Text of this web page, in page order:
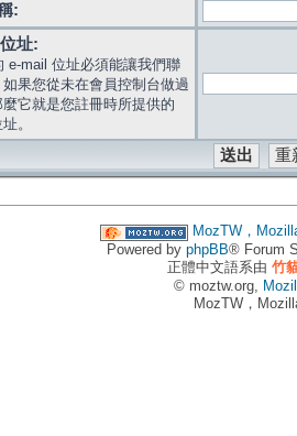
:
址:
e-mail 位址必須能讓我們聯
果您從未在會員控制台做過
它就是您註冊時所提供的
。
MozTW，
Powered by phpBB® Forum
正體中文語系由 竹
© moztw.org,
MozTW，